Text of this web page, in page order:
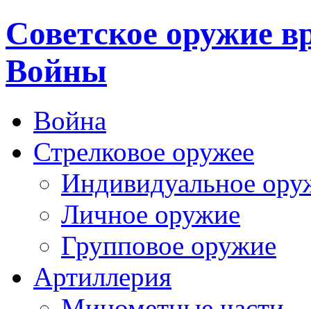
Cоветское оружие
Войны
Война
Стрелковое оружее
Индивидуальное
Личное оружие
Групповое оружие
Артиллерия